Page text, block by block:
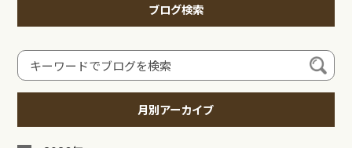
ブログ検索
月別アーカイブ